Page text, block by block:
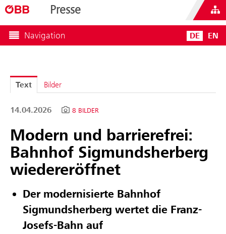
Presse
Navigation DE EN
Text Bilder
14.04.2026 8 BILDER
Modern und barrierefrei:
Bahnhof Sigmundsherberg
wiedereröffnet
Der modernisierte Bahnhof
Sigmundsherberg wertet die Franz-
Josefs-Bahn auf